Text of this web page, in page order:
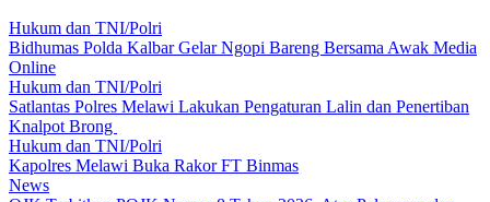
Hukum dan TNI/Polri
Bidhumas Polda Kalbar Gelar Ngopi Bareng Bersama Awak Media
Online
Hukum dan TNI/Polri
Satlantas Polres Melawi Lakukan Pengaturan Lalin dan Penertiban
Knalpot Brong
Hukum dan TNI/Polri
Kapolres Melawi Buka Rakor FT Binmas
News